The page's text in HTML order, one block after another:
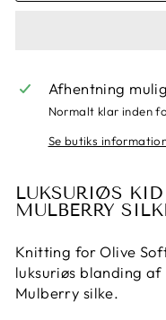
Afhentning
Normalt klar inden
Se butiks
LUKSURIØS
MULBERRY
Knitting for Olive
luksuriøs blanding
Mulberry silke.